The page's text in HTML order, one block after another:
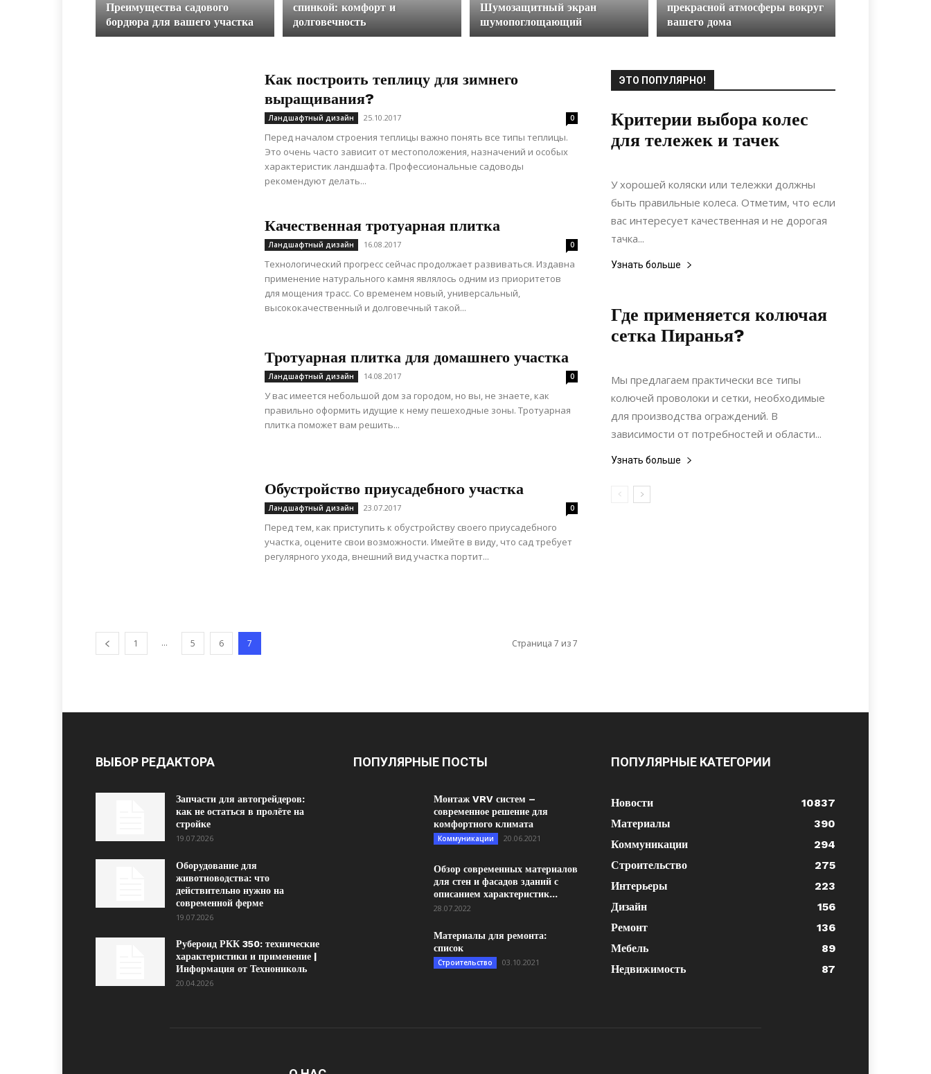
Преимущества садового
бордюра для вашего участка
спинкой: комфорт и
долговечность
Шумозащитный экран
шумопоглощающий
прекрасной атмосферы вокруг
вашего дома
Как построить теплицу для зимнего
выращивания?
Ландшафтный дизайн 25.10.2017 0
Перед началом строения теплицы важно понять все типы теплицы.
Это очень часто зависит от местоположения, назначений и особых
характеристик ландшафта. Профессиональные садоводы
рекомендуют делать...
Качественная тротуарная плитка
Ландшафтный дизайн 16.08.2017 0
Технологический прогресс сейчас продолжает развиваться. Издавна
применение натурального камня являлось одним из приоритетов
для мощения трасс. Со временем новый, универсальный,
высококачественный и долговечный такой...
Тротуарная плитка для домашнего участка
Ландшафтный дизайн 14.08.2017 0
У вас имеется небольшой дом за городом, но вы, не знаете, как
правильно оформить идущие к нему пешеходные зоны. Тротуарная
плитка поможет вам решить...
Обустройство приусадебного участка
Ландшафтный дизайн 23.07.2017 0
Перед тем, как приступить к обустройству своего приусадебного
участка, оцените свои возможности. Имейте в виду, что сад требует
регулярного ухода, внешний вид участка портит...
1 ... 5 6 7 Страница 7 из 7
ЭТО ПОПУЛЯРНО!
Критерии выбора колес
для тележек и тачек
14.12.2020
У хорошей коляски или тележки должны
быть правильные колеса. Отметим, что если
вас интересует качественная и не дорогая
тачка...
Узнать больше
Где применяется колючая
сетка Пиранья?
20.09.2020
Мы предлагаем практически все типы
колючей проволоки и сетки, необходимые
для производства ограждений. В
зависимости от потребностей и области...
Узнать больше
ВЫБОР РЕДАКТОРА
Запчасти для автогрейдеров:
как не остаться в пролёте на
стройке
19.07.2026
Оборудование для
животноводства: что
действительно нужно на
современной ферме
19.07.2026
Рубероид РКК 350: технические
характеристики и применение |
Информация от Технониколь
20.04.2026
ПОПУЛЯРНЫЕ ПОСТЫ
Монтаж VRV систем –
современное решение для
комфортного климата
Коммуникации 20.06.2021
Обзор современных материалов
для стен и фасадов зданий с
описанием характеристик...
28.07.2022
Материалы для ремонта:
список
Строительство 03.10.2021
ПОПУЛЯРНЫЕ КАТЕГОРИИ
Новости
10837
Материалы
390
Коммуникации
294
Строительство
275
Интерьеры
223
Дизайн
156
Ремонт
136
Мебель
89
Недвижимость
87